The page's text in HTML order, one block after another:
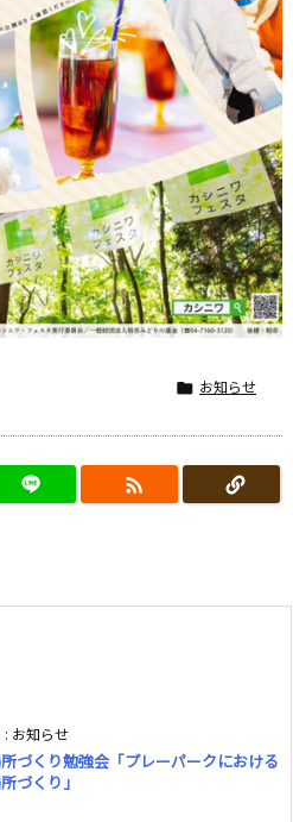
 お知らせ

: お知らせ
づくり勉強会「プレーパークにおける
づくり」